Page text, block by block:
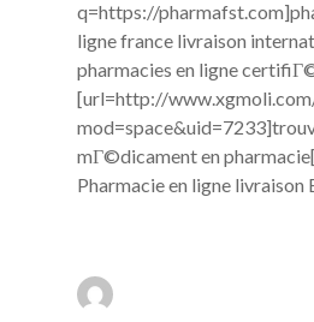
q=https://
ligne france livraison
pharmacies en ligne
[url=http://
mГ©dicament en
Pharmacie en ligne livraison